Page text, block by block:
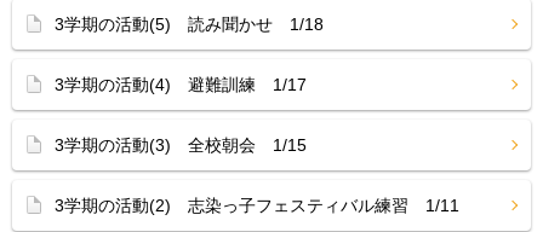
3学期の活動(5) 読み聞かせ 1/18
3学期の活動(4) 避難訓練 1/17
3学期の活動(3) 全校朝会 1/15
3学期の活動(2) 志染っ子フェスティバル練習 1/11